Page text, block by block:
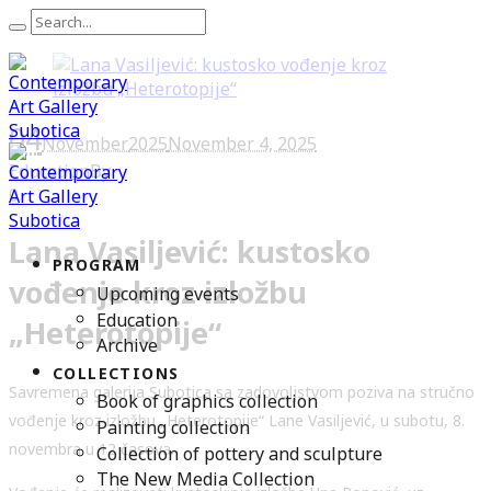
PROGRAM
Upcoming events
Education
Archive
COLLECTIONS
Book of graphics collection
Painting collection
Collection of pottery and sculpture
The New Media Collection
04November2025November 4, 2025
EducationBy
0
Lana Vasiljević: kustosko
vođenje kroz izložbu
„Heterotopije“
Savremena galerija Subotica sa zadovoljstvom poziva na stručno
vođenje kroz izložbu „Heterotopije“ Lane Vasiljević, u subotu, 8.
novembra u 12 časova.